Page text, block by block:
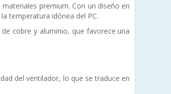
premium. Con un diseño en
temperatura idónea del PC.
cobre y aluminio, que favorece una
del ventilador, lo que se traduce en